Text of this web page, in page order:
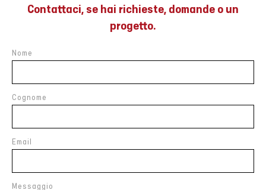
Contattaci, se hai richieste, domande o un
progetto.
Nome
Cognome
Email
Messaggio